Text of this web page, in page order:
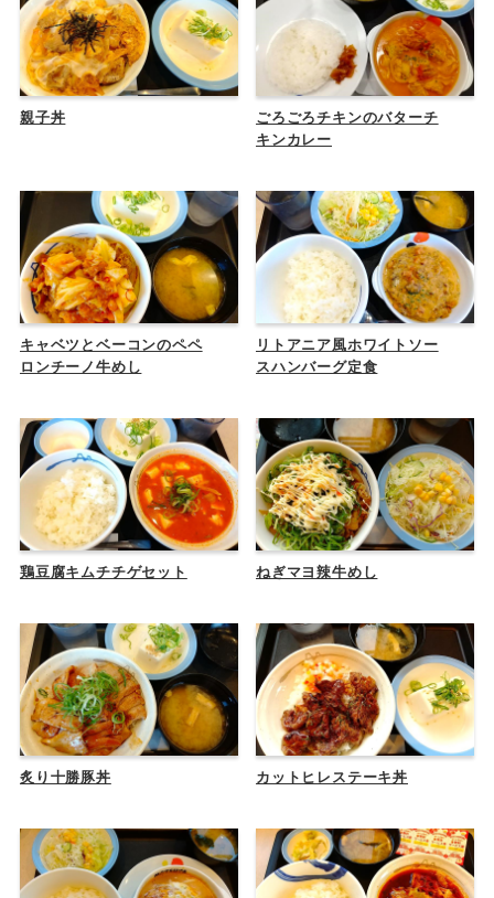
親子丼
ごろごろチキンのバターチ
キンカレー
キャベツとベーコンのペペ
ロンチーノ牛めし
リトアニア風ホワイトソー
スハンバーグ定食
鶏豆腐キムチチゲセット ねぎマヨ辣牛めし
炙り十勝豚丼 カットヒレステーキ丼